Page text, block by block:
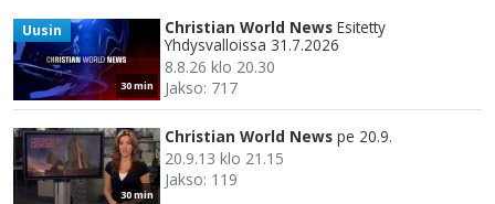
30 min
Uusin Christian World News Esitetty
Yhdysvalloissa 31.7.2026
8.8.26 klo 20.30
Jakso: 717
30 min
Christian World News pe 20.9.
20.9.13 klo 21.15
Jakso: 119